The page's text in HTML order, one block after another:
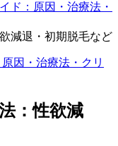
ド：原因・治療法・
減退・初期脱毛など
因・治療法・クリ
：性欲減